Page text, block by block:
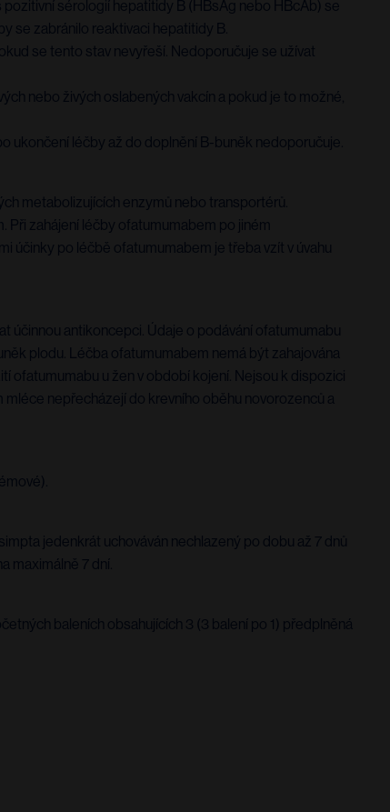
sérologií hepatitidy B (HBsAg nebo HBcAb) se
se zabránilo reaktivaci hepatitidy B.
se tento stav nevyřeší. Nedoporučuje se užívat
nebo živých oslabených vakcín a pokud je to možné,
ukončení léčby až do doplnění B-buněk nedoporučuje.
metabolizujících enzymů nebo transportérů.
Při zahájení léčby ofatumumabem po jiném
účinky po léčbě ofatumumabem je třeba vzít v úvahu
účinnou antikoncepci. Údaje o podávání ofatumumabu
plodu. Léčba ofatumumabem nemá být zahajována
ofatumumabu u žen v období kojení. Nejsou k dispozici
nepřecházejí do krevního oběhu novorozenců a
jedenkrát uchováván nechlazený po dobu až 7 dnů
maximálně 7 dní.
baleních obsahujících 3 (3 balení po 1) předplněná